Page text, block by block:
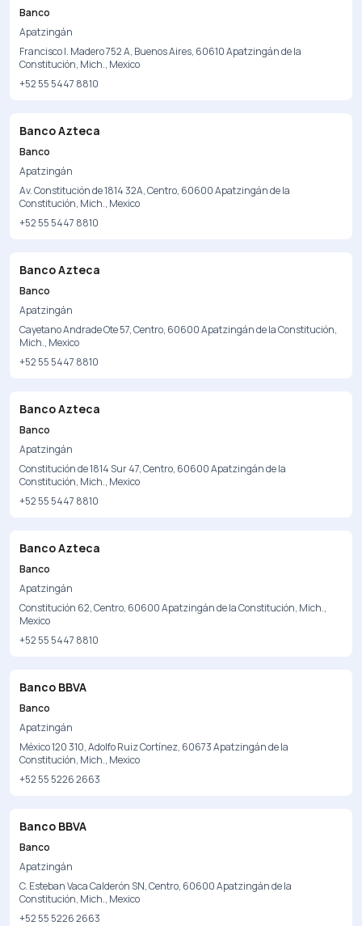
Banco
Apatzingán
Francisco I. Madero 752 A, Buenos Aires, 60610 Apatzingán de la
Constitución, Mich., Mexico
+52 55 5447 8810
Banco Azteca
Banco
Apatzingán
Av. Constitución de 1814 32A, Centro, 60600 Apatzingán de la
Constitución, Mich., Mexico
+52 55 5447 8810
Banco Azteca
Banco
Apatzingán
Cayetano Andrade Ote 57, Centro, 60600 Apatzingán de la Constitución,
Mich., Mexico
+52 55 5447 8810
Banco Azteca
Banco
Apatzingán
Constitución de 1814 Sur 47, Centro, 60600 Apatzingán de la
Constitución, Mich., Mexico
+52 55 5447 8810
Banco Azteca
Banco
Apatzingán
Constitución 62, Centro, 60600 Apatzingán de la Constitución, Mich.,
Mexico
+52 55 5447 8810
Banco BBVA
Banco
Apatzingán
México 120 310, Adolfo Ruiz Cortínez, 60673 Apatzingán de la
Constitución, Mich., Mexico
+52 55 5226 2663
Banco BBVA
Banco
Apatzingán
C. Esteban Vaca Calderón SN, Centro, 60600 Apatzingán de la
Constitución, Mich., Mexico
+52 55 5226 2663